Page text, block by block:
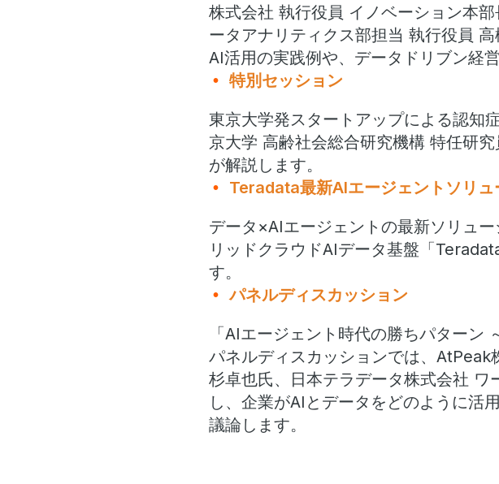
株式会社 執行役員 イノベーション本
ータアナリティクス部担当 執行役員
AI活用の実践例や、データドリブン経
特別セッション
東京大学発スタートアップによる認知
京大学 高齢社会総合研究機構 特任研
が解説します。
Teradata最新AIエージェントソリュ
データ×AIエージェントの最新ソリュ
リッドクラウドAIデータ基盤「
す。
パネルディスカッション
「AIエージェント時代の勝ちパター
パネルディスカッションでは、
杉卓也氏、日本テラデータ株式会社
し、企業がAIとデータをどのように活
議論します。